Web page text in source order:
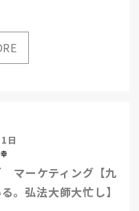
ーケティング【九
。弘法大師大忙し】
日